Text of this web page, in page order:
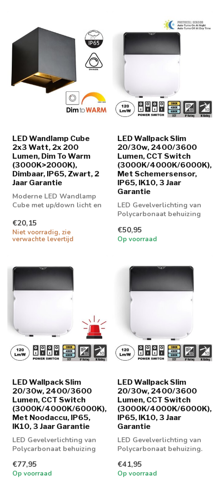
LED Wandlamp Cube
2x3 Watt, 2x 200
Lumen, Dim To Warm
(3000K>2000K),
Dimbaar, IP65, Zwart, 2
Jaar Garantie
Moderne LED Wandlamp
Cube met up/down licht en
€20,15
Niet voorradig, zie
verwachte levertijd
LED Wallpack Slim
20/30w, 2400/3600
Lumen, CCT Switch
(3000K/4000K/6000K),
Met Schemersensor,
IP65, IK10, 3 Jaar
Garantie
LED Gevelverlichting van
Polycarbonaat behuizing
schemersensor.
€50,95
Op voorraad
LED Wallpack Slim
20/30w, 2400/3600
Lumen, CCT Switch
(3000K/4000K/6000K),
Met Noodaccu, IP65,
IK10, 3 Jaar Garantie
LED Gevelverlichting van
Polycarbonaat behuizing
€77,95
Op voorraad
LED Wallpack Slim
20/30w, 2400/3600
Lumen, CCT Switch
(3000K/4000K/6000K),
IP65, IK10, 3 Jaar
Garantie
LED Gevelverlichting van
Polycarbonaat behuizing.
€41,95
Op voorraad